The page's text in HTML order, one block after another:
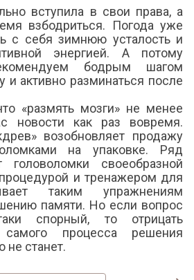
вступила в свои права, а
взбодриться. Погода уже
с себя зимнюю усталость и
энергией. А потому
бодрым шагом
и активно разминаться после
«размять мозги» не менее
новости как раз вовремя.
возобновляет продажу
на упаковке. Ряд
головоломки своеобразной
и тренажером для
таким упражнениям
памяти. Но если вопрос
спорный, то отрицать
самого процесса решения
не станет.